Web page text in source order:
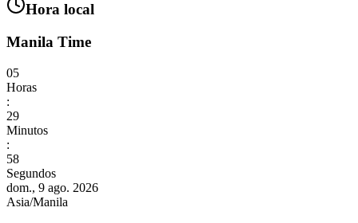
Hora local
Manila Time
05
Horas
:
30
Minutos
:
00
Segundos
dom., 9 ago. 2026
Asia/Manila